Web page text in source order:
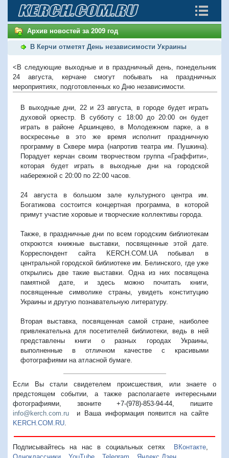
Архив новостей за 2009 год
В Керчи отметят День независимости Украины
<В следующие выходные и в праздничный день, понедельник
24 августа, керчане смогут побывать на праздничных
мероприятиях, подготовленных ко Дню независимости.
В выходные дни, 22 и 23 августа, в городе будет играть
духовой оркестр. В субботу с 18:00 до 20:00 он будет
играть в районе Аршинцево, в Молодежном парке, а в
воскресенье в это же время исполнит праздничную
программу в Сквере мира (напротив театра им. Пушкина).
Порадует керчан своим творчеством группа «Граффити»,
которая будет играть в выходные дни на городской
набережной с 20:00 по 22:00 часов.
24 августа в большом зале культурного центра им.
Богатикова состоится концертная программа, в которой
примут участие хоровые и творческие коллективы города.
Также, в праздничные дни по всем городским библиотекам
откроются книжные выставки, посвященные этой дате.
Корреспондент сайта KERCH.COM.UA побывал в
центральной городской библиотеке им. Белинского, где уже
открылись две такие выставки. Одна из них посвящена
памятной дате, и здесь можно почитать книги,
посвященные символике страны, увидеть конституцию
Украины и другую познавательную литературу.
Вторая выставка, посвященная самой стране, наиболее
привлекательна для посетителей библиотеки, ведь в ней
представлены книги о разных городах Украины,
выполненные в отличном качестве с красивыми
фотографиями на атласной бумаге.
Если Вы стали свидетелем происшествия, или знаете о
предстоящем событии, а также располагаете интересными
фотографиями, звоните +7-(978)-853-94-44, пишите
info@kerch.com.ru и Ваша информация появится на сайте
KERCH.COM.RU
Подписывайтесь на нас в социальных сетях ВКонтакте,